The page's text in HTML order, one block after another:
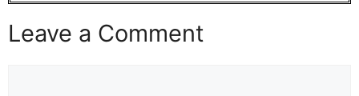
Leave a Comment